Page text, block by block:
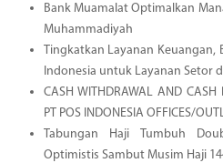
Bank Muamalat Optimalkan
Muhammadiyah
Tingkatkan Layanan Keuangan,
Indonesia untuk Layanan Setor
CASH WITHDRAWAL AND CASH
PT POS INDONESIA OFFICES/
Tabungan Haji Tumbuh
Optimistis Sambut Musim Haji